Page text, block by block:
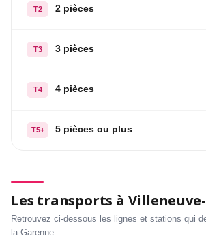
T2 2 pièces
T3 3 pièces
T4 4 pièces
T5+ 5 pièces ou plus
Les transports à
Retrouvez ci-dessous les lignes et stations qui
la-Garenne.